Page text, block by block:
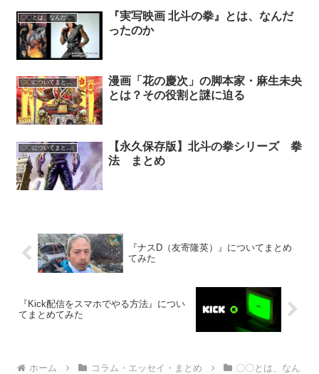
〇〇とは、なんだったのか
『実写映画 北斗の拳』とは、なんだ
ったのか
〇〇についてまとめてみた
漫画「花の慶次」の脚本家・麻生未央
とは？その役割と謎に迫る
〇〇についてまとめてみた
【永久保存版】北斗の拳シリーズ 拳
法 まとめ
『ナスD（友寄隆英）』についてまとめ
てみた
『Kick配信をスマホでやる方法』につい
てまとめてみた
ホーム コラム・エッセイ・まとめ
〇〇とは、なん